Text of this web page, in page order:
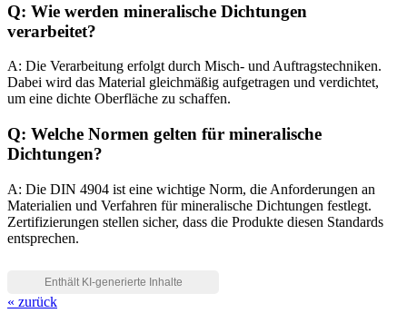
Q: Wie werden mineralische Dichtungen
verarbeitet?
A: Die Verarbeitung erfolgt durch Misch- und Auftragstechniken.
Dabei wird das Material gleichmäßig aufgetragen und verdichtet,
um eine dichte Oberfläche zu schaffen.
Q: Welche Normen gelten für mineralische
Dichtungen?
A: Die DIN 4904 ist eine wichtige Norm, die Anforderungen an
Materialien und Verfahren für mineralische Dichtungen festlegt.
Zertifizierungen stellen sicher, dass die Produkte diesen Standards
entsprechen.
« zurück